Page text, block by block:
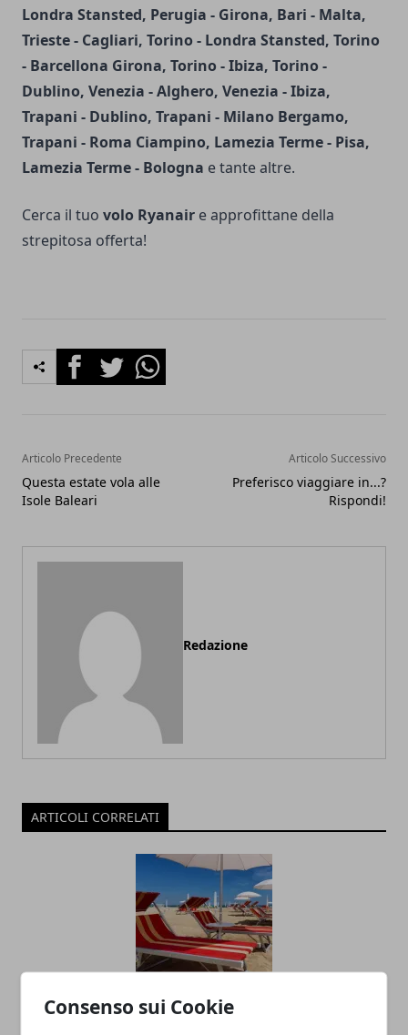
Consenso sui Cookie
Londra Stansted, Perugia - Girona, Bari - Malta,
Trieste - Cagliari, Torino - Londra Stansted, Torino
- Barcellona Girona, Torino - Ibiza, Torino -
Dublino, Venezia - Alghero, Venezia - Ibiza,
Trapani - Dublino, Trapani - Milano Bergamo,
Trapani - Roma Ciampino, Lamezia Terme - Pisa,
Lamezia Terme - Bologna e tante altre.
Cerca il tuo volo Ryanair e approfittane della
strepitosa offerta!
FacebookTwitterWhatsapp
Articolo Precedente
Questa estate vola alle
Isole Baleari
Articolo Successivo
Preferisco viaggiare in...?
Rispondi!
Redazione
ARTICOLI CORRELATI
Una vacanza a Punta Marina Terme di